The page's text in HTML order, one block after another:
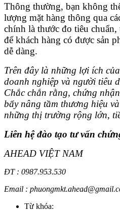
Thông thường, bạn không
lượng mặt hàng thông qua
chính là thước đo tiêu
để khách hàng có được sản
dễ dàng.
Trên đây là những lợi ích của
doanh nghiệp và người tiêu
Chắc chắn rằng, chứng
bẩy nâng tầm thương hiệu
những thị trường rộng lớn,
Liên hệ đào tạo tư vấn
AHEAD VIỆT NAM
ĐT : 0987.953.530
Email :
Từ khóa: